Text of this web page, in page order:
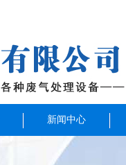
新闻中心